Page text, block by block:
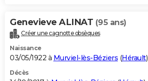
Genevieve ALINAT (95 ans)
Créer une cagnotte obsèques
Naissance
03/05/1922 à Murviel-lès-Béziers (Hérault)
Décès